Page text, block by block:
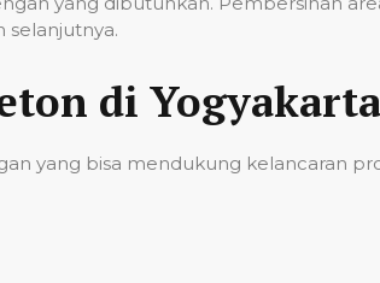
selanjutnya.
di
yang bisa mendukung kelancaran